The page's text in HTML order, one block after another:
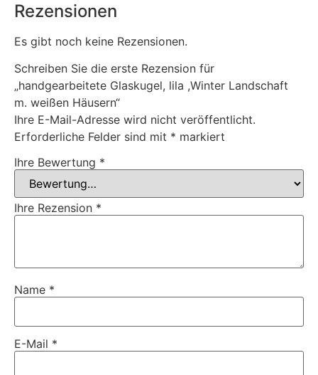
Rezensionen
Es gibt noch keine Rezensionen.
Schreiben Sie die erste Rezension für
„handgearbeitete Glaskugel, lila ,Winter Landschaft
m. weißen Häusern“
Ihre E-Mail-Adresse wird nicht veröffentlicht.
Erforderliche Felder sind mit * markiert
Ihre Bewertung *
Ihre Rezension *
Name *
E-Mail *